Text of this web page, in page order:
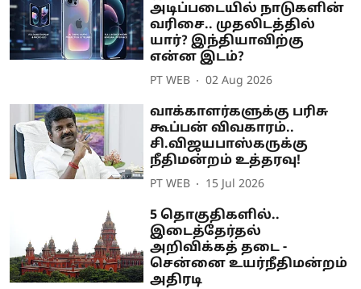
அடிப்படையில் நாடுகளின்
வரிசை.. முதலிடத்தில்
யார்? இந்தியாவிற்கு
என்ன இடம்?
PT WEB 02 Aug 2026
வாக்காளர்களுக்கு பரிசு
கூப்பன் விவகாரம்..
சி.விஜயபாஸ்கருக்கு
நீதிமன்றம் உத்தரவு!
PT WEB 15 Jul 2026
5 தொகுதிகளில்..
இடைத்தேர்தல்
அறிவிக்கத் தடை -
சென்னை உயர்நீதிமன்றம்
அதிரடி